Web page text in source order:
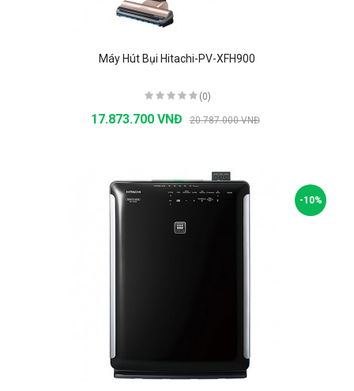
Máy Hút Bụi Hitachi-PV-XFH900
(0)
17.873.700 VNĐ 20.787.000 VNĐ
-10%